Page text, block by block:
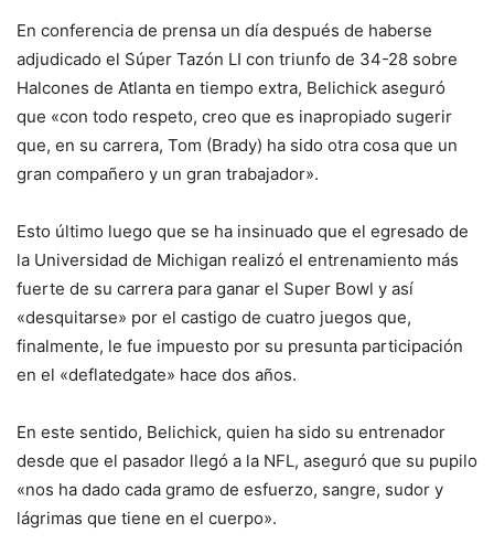
En conferencia de prensa un día después de haberse
adjudicado el Súper Tazón LI con triunfo de 34-28 sobre
Halcones de Atlanta en tiempo extra, Belichick aseguró
que «con todo respeto, creo que es inapropiado sugerir
que, en su carrera, Tom (Brady) ha sido otra cosa que un
gran compañero y un gran trabajador».
Esto último luego que se ha insinuado que el egresado de
la Universidad de Michigan realizó el entrenamiento más
fuerte de su carrera para ganar el Super Bowl y así
«desquitarse» por el castigo de cuatro juegos que,
finalmente, le fue impuesto por su presunta participación
en el «deflatedgate» hace dos años.
En este sentido, Belichick, quien ha sido su entrenador
desde que el pasador llegó a la NFL, aseguró que su pupilo
«nos ha dado cada gramo de esfuerzo, sangre, sudor y
lágrimas que tiene en el cuerpo».